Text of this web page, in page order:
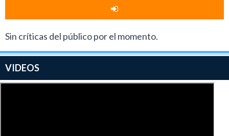
Sin críticas del público por el momento.
VIDEOS